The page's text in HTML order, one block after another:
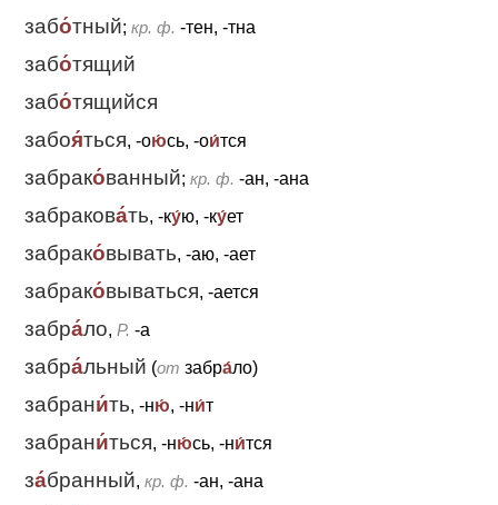
забо́тный; кр. ф. -тен, -тна
забо́тящий
забо́тящийся
забоя́ться, -ою́сь, -ои́тся
забрако́ванный; кр. ф. -ан, -ана
забракова́ть, -ку́ю, -ку́ет
забрако́вывать, -аю, -ает
забрако́вываться, -ается
забра́ло, Р. -а
забра́льный (от забра́ло)
забрани́ть, -ню́, -ни́т
забрани́ться, -ню́сь, -ни́тся
за́бранный, кр. ф. -ан, -ана